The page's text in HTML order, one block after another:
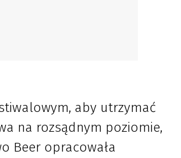
aby utrzymać
na rozsądnym poziomie,
Beer opracowała